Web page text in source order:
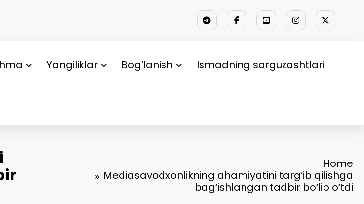
Yangiliklar Bog’lanish Ismadning sarguzashtlari
Home
Mediasavodxonlikning ahamiyatini targ‘ib qilishga
bag‘ishlangan tadbir bo‘lib o‘tdi